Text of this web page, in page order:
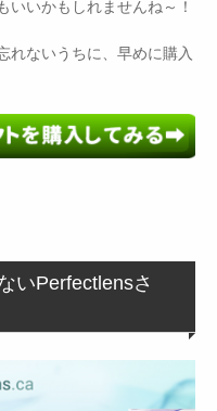
いいかもしれませんね～！
れないうちに、早めに購入
いPerfectlensさ